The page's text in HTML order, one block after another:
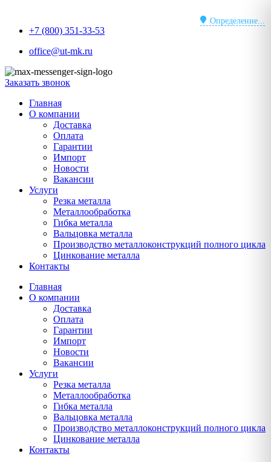
содержимому
Определение...
+7 (800) 351-33-53
office@ut-mk.ru
Заказать звонок
Главная
О компании
Доставка
Оплата
Гарантии
Импорт
Новости
Вакансии
Услуги
Резка металла
Металлообработка
Гибка металла
Вальцовка металла
Производство металлоконструкций полного цикла
Цинкование металла
Контакты
Главная
О компании
Доставка
Оплата
Гарантии
Импорт
Новости
Вакансии
Услуги
Резка металла
Металлообработка
Гибка металла
Вальцовка металла
Производство металлоконструкций полного цикла
Цинкование металла
Контакты